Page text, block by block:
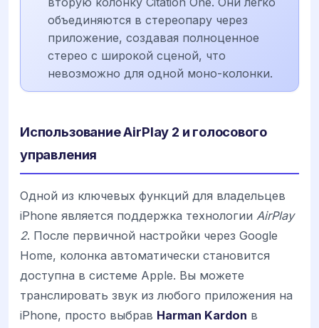
объединяются в стереопару через
приложение, создавая полноценное
стерео с широкой сценой, что
невозможно для одной моно-колонки.
Использование AirPlay 2 и голосового
управления
Одной из ключевых функций для владельцев
iPhone является поддержка технологии AirPlay
2. После первичной настройки через Google
Home, колонка автоматически становится
доступна в системе Apple. Вы можете
транслировать звук из любого приложения на
iPhone, просто выбрав Harman Kardon в